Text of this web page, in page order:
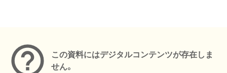
この資料にはデジタルコンテンツが存在しま
せん。